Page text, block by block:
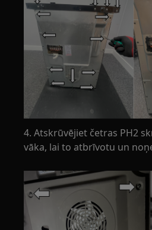
4. Atskrūvējiet četras PH2
vāka, lai to atbrīvotu un